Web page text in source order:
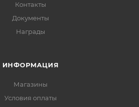
Контакты
Документы
Награды
ИНФОРМАЦИЯ
Магазины
Условия оплаты